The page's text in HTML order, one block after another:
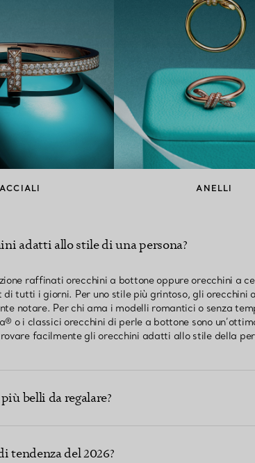
ANELLI
adatti allo stile di una persona?
raffinati orecchini a bottone oppure orecchini a
tutti i giorni. Per uno stile più grintoso, gli orecchini
notare. Per chi ama i modelli romantici o senza
o i classici orecchini di perle a bottone sono
facilmente gli orecchini adatti allo stile della
belli da regalare?
tendenza del 2026?